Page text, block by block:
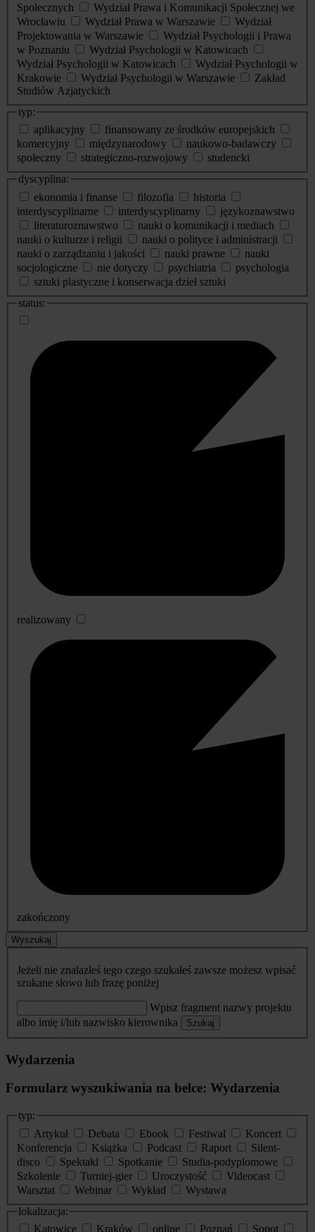
Społecznych
Wydział Prawa i Komunikacji Społecznej we
Wrocławiu
Wydział Prawa w Warszawie
Wydział
Projektowania w Warszawie
Wydział Psychologii i Prawa
w Poznaniu
Wydział Psychologii w Katowicach
Wydział Psychologii w Katowicach
Wydział Psychologii w
Krakowie
Wydział Psychologii w Warszawie
Zakład
Studiów Azjatyckich
typ:
aplikacyjny
finansowany ze środków europejskich
komercyjny
międzynarodowy
naukowo-badawczy
społeczny
strategiczno-rozwojowy
studencki
dyscyplina:
ekonomia i finanse
filozofia
historia
interdyscyplinarne
interdyscyplinarny
językoznawstwo
literaturoznawstwo
nauki o komunikacji i mediach
nauki o kulturze i religii
nauki o polityce i administracji
nauki o zarządzaniu i jakości
nauki prawne
nauki
socjologiczne
nie dotyczy psychiatria
psychologia
sztuki plastyczne i konserwacja dzieł sztuki
status:
realizowany
zakończony
Wyszukaj
Jeżeli nie znalazłeś tego czego szukałeś zawsze możesz wpisać
szukane słowo lub frazę poniżej
Wpisz fragment nazwy projektu
albo imię i/lub nazwisko kierownika
Szukaj
Wydarzenia
Formularz wyszukiwania na belce: Wydarzenia
typ:
Artykuł
Debata Ebook Festiwal
Koncert
Konferencja
Książka Podcast Raport
Silent-
disco
Spektakl Spotkanie
Studia-podyplomowe
Szkolenie
Turniej-gier Uroczystość
Videocast
Warsztat
Webinar Wykład
Wystawa
lokalizacja:
Katowice
Kraków online Poznań
Sopot